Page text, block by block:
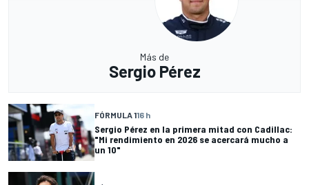
Más de
Sergio Pérez
FÓRMULA 116 h
Sergio Pérez en la primera mitad con Cadillac:
"Mi rendimiento en 2026 se acercará mucho a
un 10"